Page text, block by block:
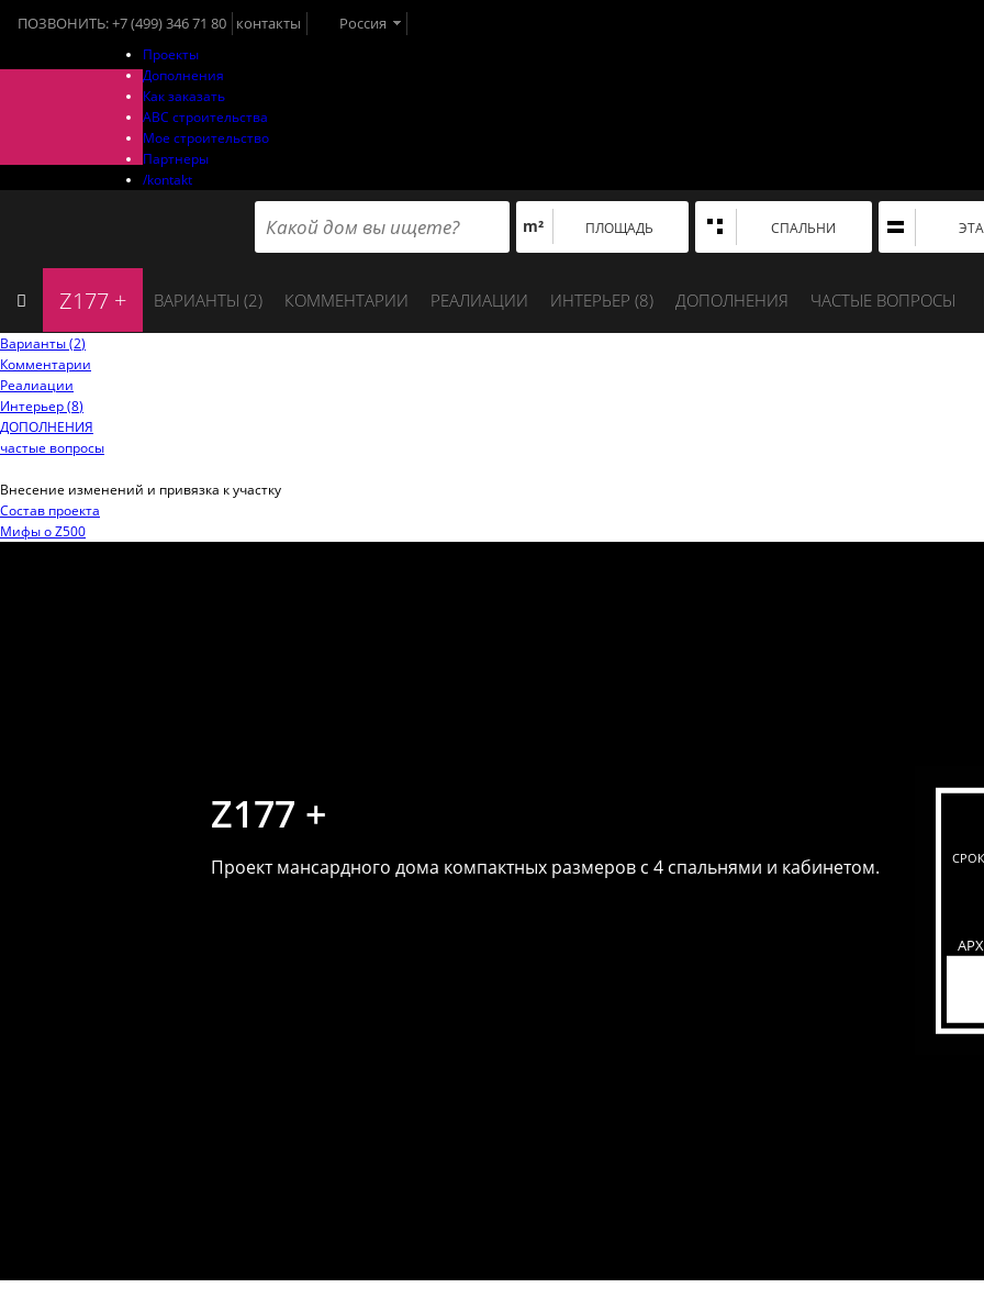
ПОЗВОНИТЬ:+7 (499) 346 71 80 контакты Россия
Проекты
Дополнения
Как заказать
ABC строительства
Мое строительство
Партнеры
/kontakt
m² ПЛОЩАДЬ СПАЛЬНИ
Z177 + ВАРИАНТЫ (2) КОММЕНТАРИИ РЕАЛИАЦИИ ИНТЕРЬЕР (8) ДОПОЛНЕНИЯ ЧАСТЫЕ ВОПРОСЫ
Варианты (2)
Комментарии
Реалиации
Интерьер (8)
ДОПОЛНЕНИЯ
частые вопросы
Внесение изменений и привязка к участку
Состав проекта
Мифы o Z500
Z177 +
Проект мансардного дома компактных размеров с 4 спальнями и кабинетом.